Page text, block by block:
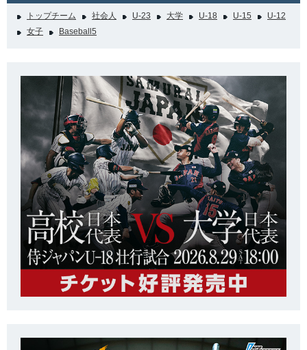
トップチーム 社会人 U-23 大学 U-18 U-15
U-12
女子
Baseball5